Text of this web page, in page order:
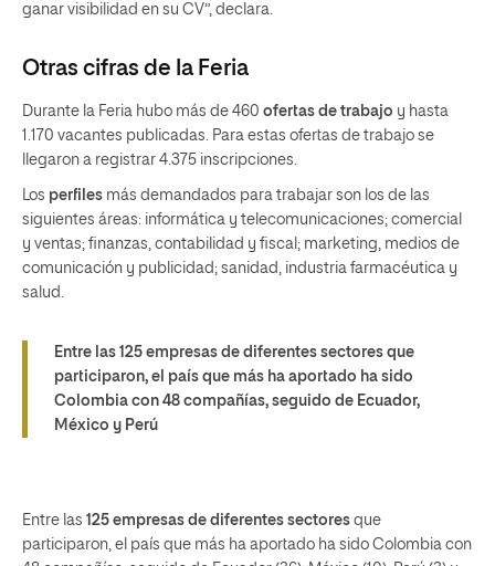
ganar visibilidad en su CV”, declara.
Otras cifras de la Feria
Durante la Feria hubo más de 460 ofertas de trabajo y hasta
1.170 vacantes publicadas. Para estas ofertas de trabajo se
llegaron a registrar 4.375 inscripciones.
Los perfiles más demandados para trabajar son los de las
siguientes áreas: informática y telecomunicaciones; comercial
y ventas; finanzas, contabilidad y fiscal; marketing, medios de
comunicación y publicidad; sanidad, industria farmacéutica y
salud.
Entre las 125 empresas de diferentes sectores que
participaron, el país que más ha aportado ha sido
Colombia con 48 compañías, seguido de Ecuador,
México y Perú
Entre las 125 empresas de diferentes sectores que
participaron, el país que más ha aportado ha sido Colombia con